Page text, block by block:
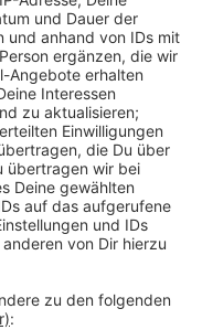
aber Böden und
LED-Beleuchtung
1,4 Millionen Euro
entfällt
ist auch die
per Whatsapp
schicken und
Die Meldung wird
das dann zügig
ist